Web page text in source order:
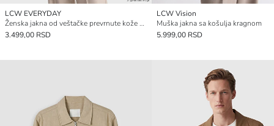
LCW EVERYDAY
Ženska jakna od veštačke prevrnute kože sa kragnom
3.499,00 RSD
LCW Vision
Muška jakna sa košulja kragnom
5.999,00 RSD